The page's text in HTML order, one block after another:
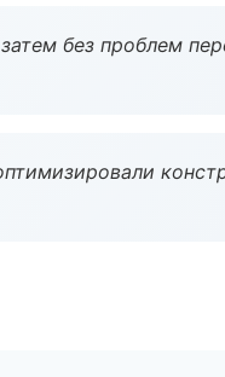
без проблем